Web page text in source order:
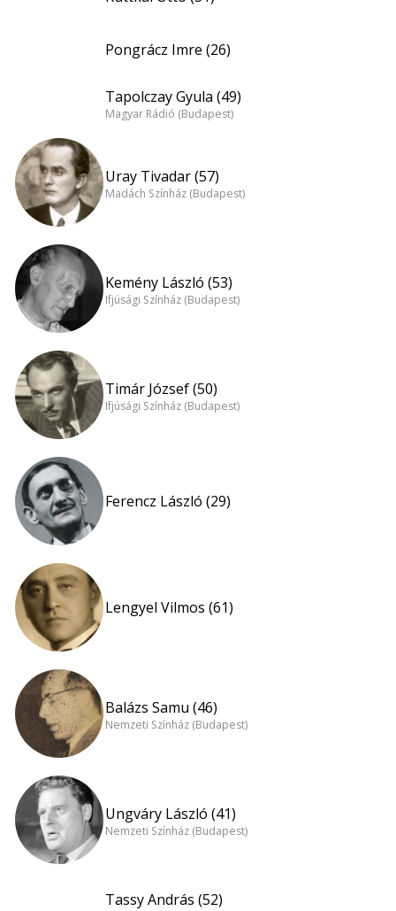
Pongrácz Imre (26)
Tapolczay Gyula (49)
Magyar Rádió (Budapest)
Uray Tivadar (57)
Madách Színház (Budapest)
Kemény László (53)
Ifjúsági Színház (Budapest)
Timár József (50)
Ifjúsági Színház (Budapest)
Ferencz László (29)
Lengyel Vilmos (61)
Balázs Samu (46)
Nemzeti Színház (Budapest)
Ungváry László (41)
Nemzeti Színház (Budapest)
Tassy András (52)